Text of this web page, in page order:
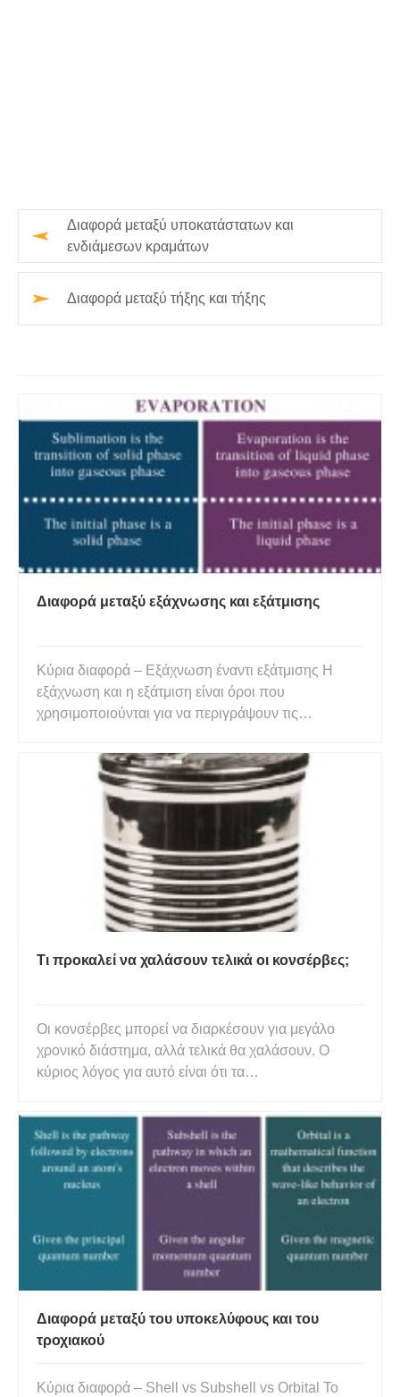
Διαφορά μεταξύ υποκατάστατων και
ενδιάμεσων κραμάτων
Διαφορά μεταξύ τήξης και τήξης
Διαφορά μεταξύ εξάχνωσης και εξάτμισης
Κύρια διαφορά – Εξάχνωση έναντι εξάτμισης Η
εξάχνωση και η εξάτμιση είναι όροι που
χρησιμοποιούνται για να περιγράψουν τις
η μορφή της ύλης όπου οι ιδιότητες της ύλης είναι
παντού ομοιόμορφες. Οι τρεις κύριες φάσεις της
ύλης είναι η στερεά φάση, η υγρ
Τι προκαλεί να χαλάσουν τελικά οι κονσέρβες;
Οι κονσέρβες μπορεί να διαρκέσουν για μεγάλο
χρονικό διάστημα, αλλά τελικά θα χαλάσουν. Ο
κύριος λόγος για αυτό είναι ότι τα
αποστειρωμένα. Μπορεί να υπάρχουν βακτήρια ή
άλλοι μικροοργανισμοί στο φαγητό που τελικά θα
αρχίσουν να αναπτύσσονται και να πολλαπλ
Διαφορά μεταξύ του υποκελύφους και του
τροχιακού
Κύρια διαφορά – Shell vs Subshell vs Orbital Το